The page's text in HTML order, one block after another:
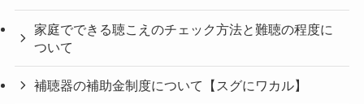
家庭でできる聴こえのチェック方法と難聴の程度に
ついて
補聴器の補助金制度について【スグにワカル】